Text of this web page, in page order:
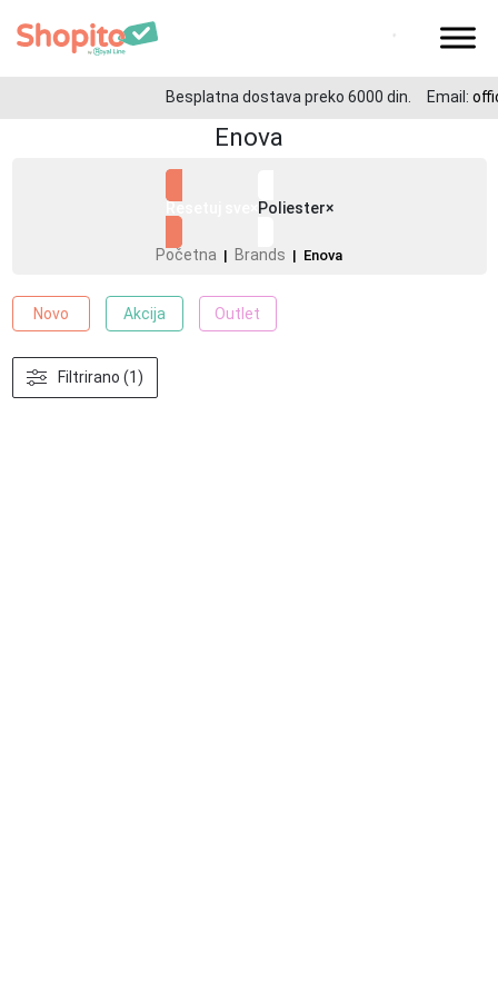
Besplatna dostava preko 6000 din. Email:
Enova
Poliester×
Početna | Brands | Enova
Novo Akcija Outlet
Filtrirano (1)